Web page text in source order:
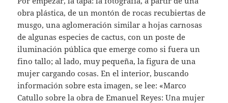
obra plástica, de un montón de rocas recubiertas de
musgo, una aglomeración similar a hojas carnosas
de algunas especies de cactus, con un poste de
iluminación pública que emerge como si fuera un
fino tallo; al lado, muy pequeña, la figura de una
mujer cargando cosas. En el interior, buscando
información sobre esta imagen, se lee: «Marco
Catullo sobre la obra de Emanuel Reyes: Una mujer